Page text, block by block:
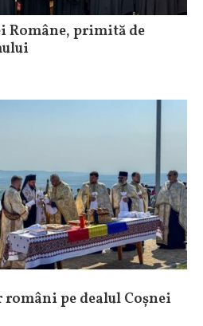
Române, primită de
pe dealul Coșnei